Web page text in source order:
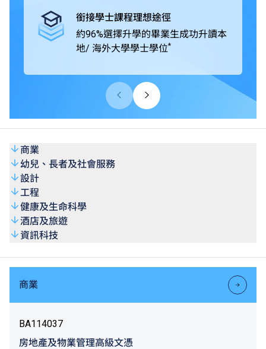
廣泛肯定。
銜接學士課程理想途徑
約96%選擇升學的畢業生成功升讀本
地/ 海外大學學士學位*
商業
幼兒、長者及社會服務
設計
工程
健康及生命科學
酒店及旅遊
資訊科技
商業
BA114037
房地產及物業管理高級文憑